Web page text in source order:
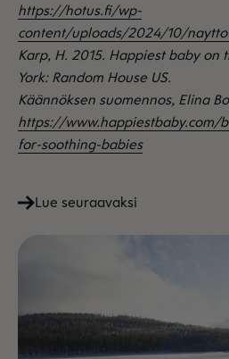
https://hotus.fi/wp-
content/uploads/2024/10/
Karp, H. 2015. Happiest baby on
York: Random House US.
Käännöksen suomennos, Elina
https://www.happiestbaby.com/
for-soothing-babies
Lue seuraavaksi